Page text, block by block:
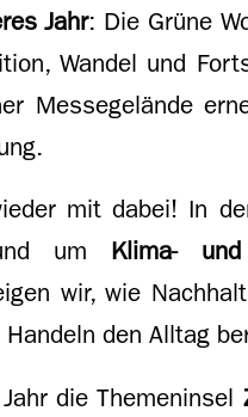
Jahr: Die Grüne
Wandel und
Messegelände
mit dabei! In
um Klima-
wir, wie
den Alltag
die Themeninsel